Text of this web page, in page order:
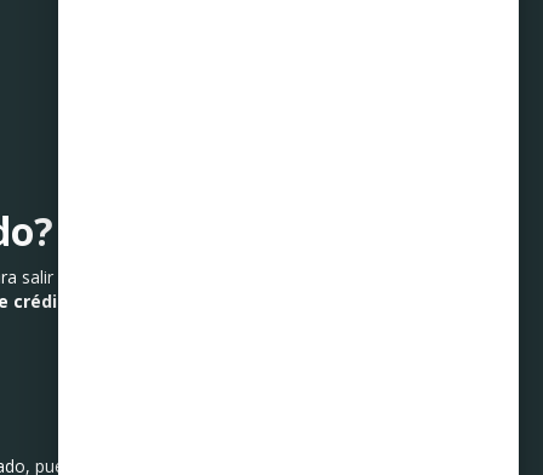
salir adelante. Puedes
crédito
puede convertirse en el